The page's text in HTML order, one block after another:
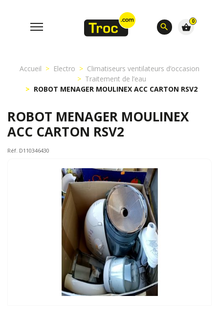
search
0
shopping_basket
Accueil Electro
Climatiseurs ventilateurs d’occasion
Traitement de l’eau
ROBOT MENAGER MOULINEX ACC CARTON RSV2
ROBOT MENAGER MOULINEX
ACC CARTON RSV2
Réf. D110346430